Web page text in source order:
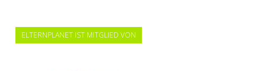
ELTERNPLANET IST MITGLIED VON